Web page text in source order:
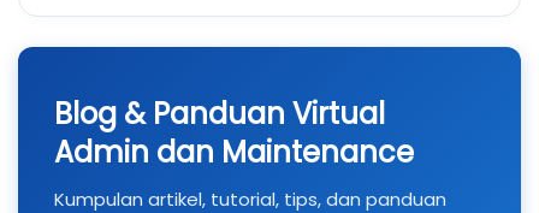
Blog & Panduan Virtual
Admin dan Maintenance
Kumpulan artikel, tutorial, tips, dan panduan